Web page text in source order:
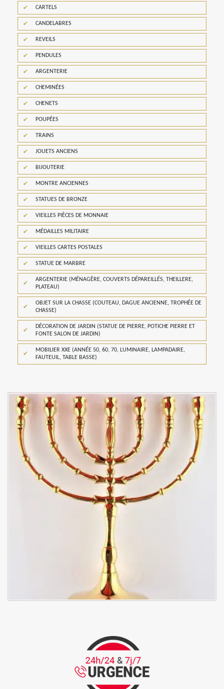
CARTELS
CANDELABRES
REVEILS
PENDULES
ARGENTERIE
CHEMINÉES
CHENETS
POUPÉES
TRAINS
JOUETS ANCIENS
BIJOUTERIE
MONTRE ANCIENNES
STATUES DE BRONZE
VIEILLES PIÈCES DE MONNAIE
MÉDAILLES MILITAIRE
VIEILLES CARTES POSTALES
STATUE DE MARBRE
ARGENTERIE (MÉNAGÈRE, COUVERTS DÉPAREILLÉS, THEILLERE,
PLATEAU)
OBJET SUR LA CHASSE (COUTEAU, DAGUE ANCIENNE, TROPHÉE DE
CHASSE)
DÉCORATION DE JARDIN (STATUE DE PIERRE, POTICHE PIERRE ET
FONTE SALON DE JARDIN)
MOBILIER XXE (ANNÉE 50, 60, 70, LUMINAIRE, LAMPADAIRE,
FAUTEUIL, TABLE BASSE)